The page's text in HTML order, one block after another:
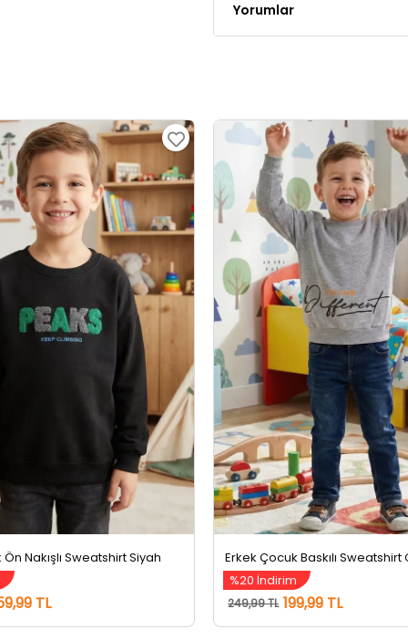
Yorumlar
Nakışlı Sweatshirt Siyah
TL
Erkek Çocuk Baskılı Sweatshirt
%20 İndirim
249,99 TL 199,99 TL